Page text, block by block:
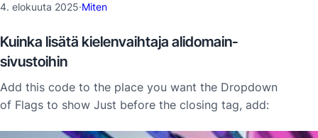
4. elokuuta 2025·Miten
Kuinka lisätä kielenvaihtaja alidomain-
sivustoihin
Add this code to the place you want the Dropdown
of Flags to show Just before the closing tag, add: